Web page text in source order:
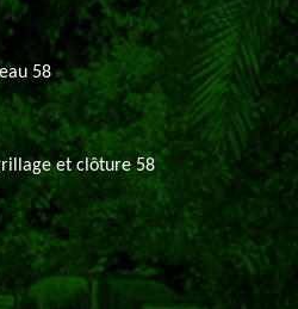
58
et clôture 58